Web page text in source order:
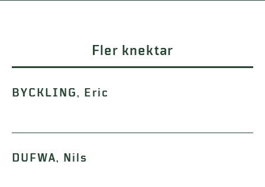
Fler knektar
BYCKLING, Eric
DUFWA, Nils